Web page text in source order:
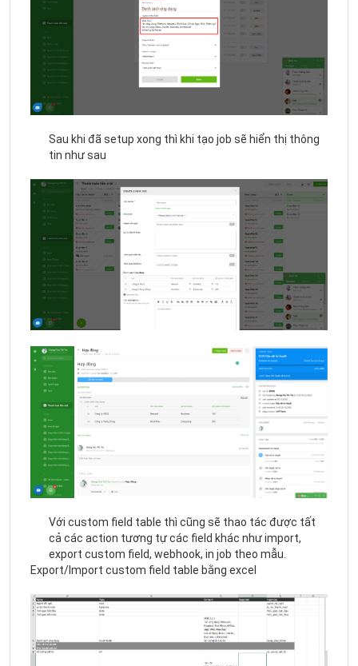
Sau khi đã setup xong thì khi tạo job sẽ hiển thị thông
tin như sau
Với custom field table thì cũng sẽ thao tác được tất
cả các action tương tự các field khác như import,
export custom field, webhook, in job theo mẫu.
Export/Import custom field table bằng excel